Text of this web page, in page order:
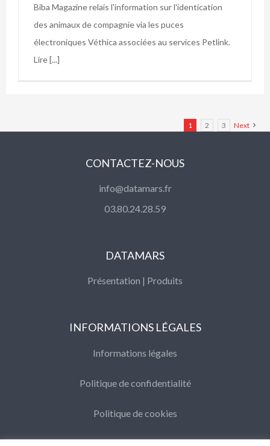
Biba Magazine relais l'information sur l'identication
des animaux de compagnie via les puces
électroniques Véthica associées au services Petlink.
Lire [...]
1 2 3 Next
CONTACTEZ-NOUS
info@datamars.fr
03.80.24.28.59
DATAMARS
Présentation | Produits
INFORMATIONS LÉGALES
Informations légales
Politique de confidentialité
Politique de cookies